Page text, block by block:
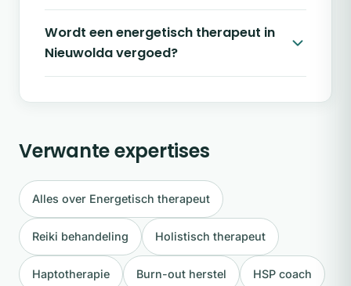
Wordt een energetisch therapeut in
Nieuwolda vergoed?
Verwante expertises
Alles over Energetisch therapeut
Reiki behandeling Holistisch therapeut
Haptotherapie Burn-out herstel HSP coach